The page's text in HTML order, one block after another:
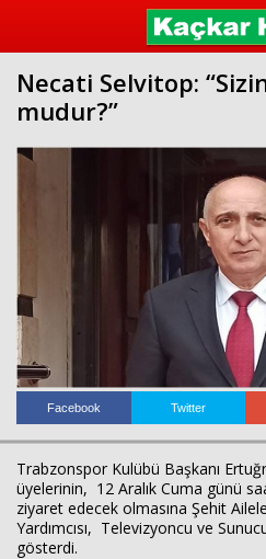
Necati Selvitop:
mudur?”
Facebook Twitter
Trabzonspor Kulübü Başkanı
üyelerinin, 12 Aralık Cuma günü
ziyaret edecek olmasına Şehit
Yardımcısı, Televizyoncu ve
gösterdi.